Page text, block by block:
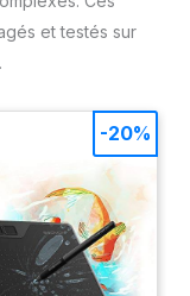
et testés sur
-20%